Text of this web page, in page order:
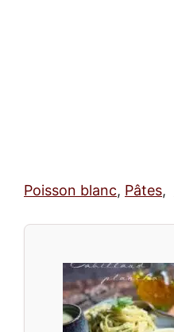
Poisson blanc, Pâtes,